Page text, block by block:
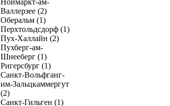
Ноймаркт-ам-
Валлерзее (2)
Оберальм (1)
Перхтольдсдорф (1)
Пух-Халлайн (2)
Пухберг-ам-
Шнееберг (1)
Ригерсбург (1)
Санкт-Вольфганг-
им-Зальцкаммергут
(2)
Санкт-Гильген (1)